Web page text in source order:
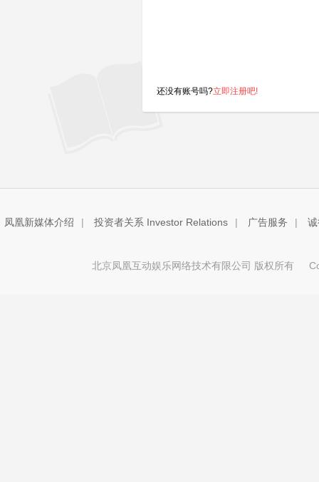
还没有账号吗?立即注册吧!
凤凰新媒体介绍 | 投资者关系 Investor Relations | 广告服务 |
北京凤凰互动娱乐网络技术有限公司 版权所有